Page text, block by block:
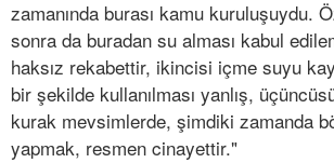
zamanında burası kamu kuruluşuydu.
sonra da buradan su alması kabul
haksız rekabettir, ikincisi içme suyu
bir şekilde kullanılması yanlış,
kurak mevsimlerde, şimdiki zamanda
yapmak, resmen cinayettir."